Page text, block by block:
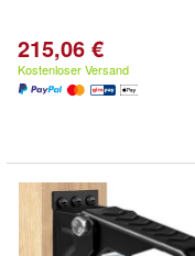
215,06 €
Kostenloser Versand